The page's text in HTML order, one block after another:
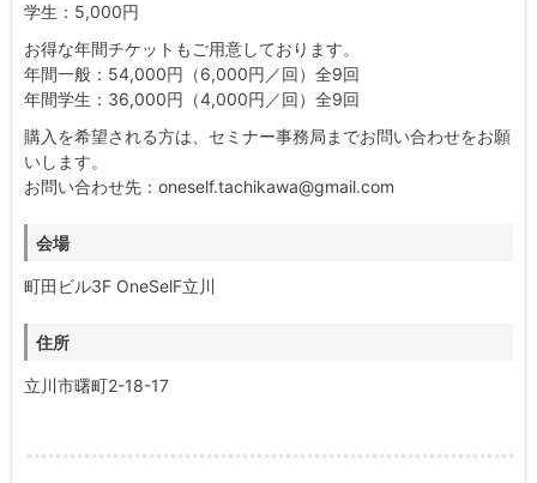
学生：5,000円
お得な年間チケットもご用意しております。
年間一般：54,000円（6,000円／回）全9回
年間学生：36,000円（4,000円／回）全9回
購入を希望される方は、セミナー事務局までお問い合わせをお願
いします。
お問い合わせ先：oneself.tachikawa@gmail.com
会場
町田ビル3F OneSelF立川
住所
立川市曙町2-18-17